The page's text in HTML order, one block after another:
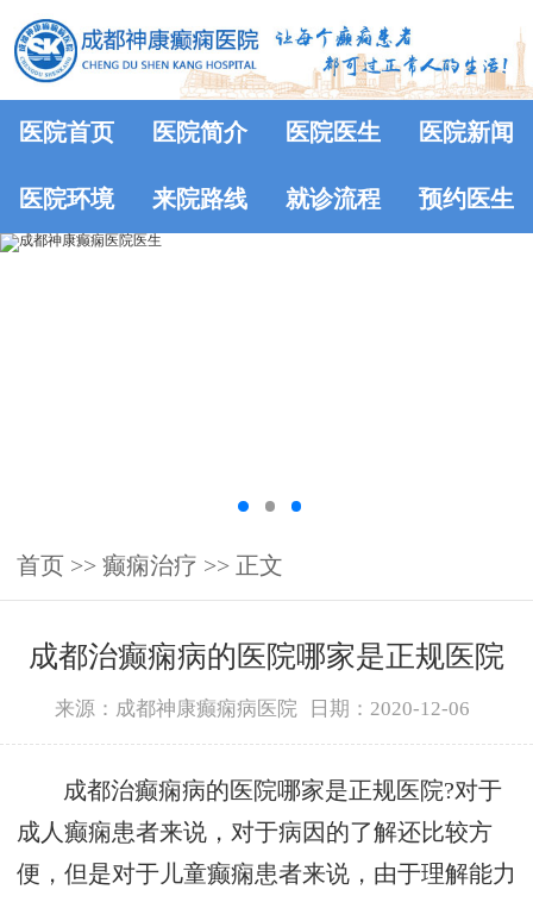
医院首页 医院简介 医院医生 医院新闻
医院环境 来院路线 就诊流程 预约医生
首页 >> 癫痫治疗 >> 正文
成都治癫痫病的医院哪家是正规医院
来源：成都神康癫痫病医院 日期：2020-12-06
成都治癫痫病的医院哪家是正规医院?对于
成人癫痫患者来说，对于病因的了解还比较方
便，但是对于儿童癫痫患者来说，由于理解能力